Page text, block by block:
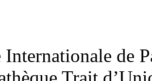
Internationale de